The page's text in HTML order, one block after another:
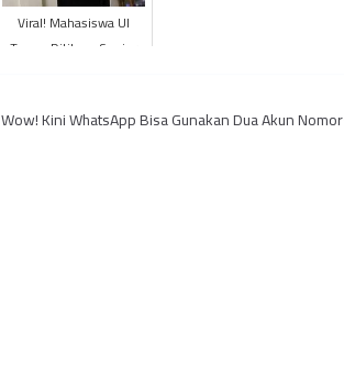
Viral! Mahasiswa UI
Tewas Ditikam Senior
Wow! Kini WhatsApp Bisa Gunakan Dua Akun Nomor